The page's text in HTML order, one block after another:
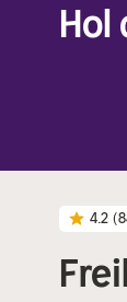
Hol
4.2